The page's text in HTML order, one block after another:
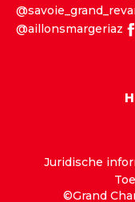
@aillonsmargeriaz
Juridische
©Grand